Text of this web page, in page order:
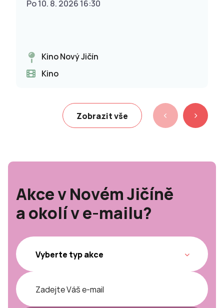
Po 10. 8. 2026 16:30
Kino Nový Jičín
Kino
Zobrazit vše
Akce v Novém Jičíně
a okolí v e-mailu?